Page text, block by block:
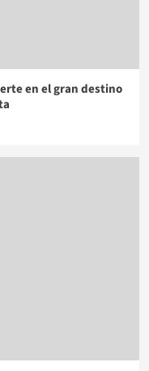
en el gran destino